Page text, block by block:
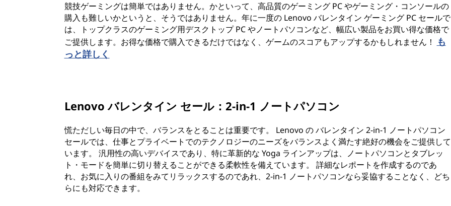
競技ゲーミングは簡単ではありません。かといって、高品質のゲーミング PC やゲーミング・コンソールの
購入も難しいかというと、そうではありません。年に一度の Lenovo バレンタイン ゲーミング PC セールで
は、トップクラスのゲーミング用デスクトップ PC やノートパソコンなど、幅広い製品をお買い得な価格で
ご提供します。お得な価格で購入できるだけではなく、ゲームのスコアもアップするかもしれません！
も
っと詳しく
Lenovo バレンタイン セール：2-in-1 ノートパソコン
慌ただしい毎日の中で、バランスをとることは重要です。 Lenovo の バレンタイン 2-in-1 ノートパソコン
セールでは、仕事とプライベートでのテクノロジーのニーズをバランスよく満たす絶好の機会をご提供して
います。 汎用性の高いデバイスであり、特に革新的な Yoga ラインアップは、ノートパソコンとタブレッ
ト・モードを簡単に切り替えることができる柔軟性を備えています。 詳細なレポートを作成するのであ
れ、お気に入りの番組をみてリラックスするのであれ、2-in-1 ノートパソコンなら妥協することなく、どち
らにも対応できます。